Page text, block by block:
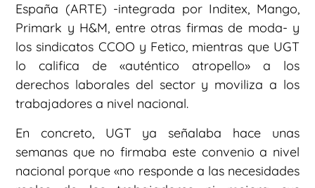
España (ARTE) -integrada por Inditex, Mango,
Primark y H&M, entre otras firmas de moda- y
los sindicatos CCOO y Fetico, mientras que UGT
lo califica de «auténtico atropello» a los
derechos laborales del sector y moviliza a los
trabajadores a nivel nacional.
En concreto, UGT ya señalaba hace unas
semanas que no firmaba este convenio a nivel
nacional porque «no responde a las necesidades